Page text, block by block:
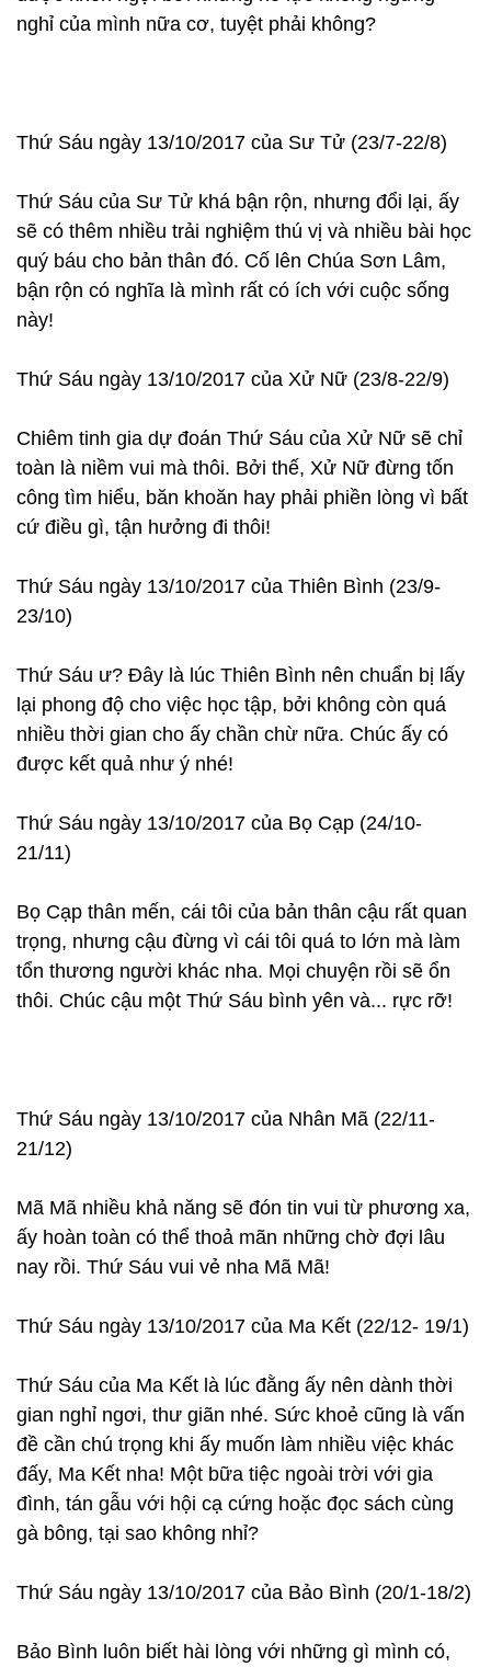
nghỉ của mình nữa cơ, tuyệt phải không?
Thứ Sáu ngày 13/10/2017 của Sư Tử (23/7-22/8)
Thứ Sáu của Sư Tử khá bận rộn, nhưng đổi lại, ấy
sẽ có thêm nhiều trải nghiệm thú vị và nhiều bài học
quý báu cho bản thân đó. Cố lên Chúa Sơn Lâm,
bận rộn có nghĩa là mình rất có ích với cuộc sống
này!
Thứ Sáu ngày 13/10/2017 của Xử Nữ (23/8-22/9)
Chiêm tinh gia dự đoán Thứ Sáu của Xử Nữ sẽ chỉ
toàn là niềm vui mà thôi. Bởi thế, Xử Nữ đừng tốn
công tìm hiểu, băn khoăn hay phải phiền lòng vì bất
cứ điều gì, tận hưởng đi thôi!
Thứ Sáu ngày 13/10/2017 của Thiên Bình (23/9-
23/10)
Thứ Sáu ư? Đây là lúc Thiên Bình nên chuẩn bị lấy
lại phong độ cho việc học tập, bởi không còn quá
nhiều thời gian cho ấy chần chừ nữa. Chúc ấy có
được kết quả như ý nhé!
Thứ Sáu ngày 13/10/2017 của Bọ Cạp (24/10-
21/11)
Bọ Cạp thân mến, cái tôi của bản thân cậu rất quan
trọng, nhưng cậu đừng vì cái tôi quá to lớn mà làm
tổn thương người khác nha. Mọi chuyện rồi sẽ ổn
thôi. Chúc cậu một Thứ Sáu bình yên và... rực rỡ!
Thứ Sáu ngày 13/10/2017 của Nhân Mã (22/11-
21/12)
Mã Mã nhiều khả năng sẽ đón tin vui từ phương xa,
ấy hoàn toàn có thể thoả mãn những chờ đợi lâu
nay rồi. Thứ Sáu vui vẻ nha Mã Mã!
Thứ Sáu ngày 13/10/2017 của Ma Kết (22/12- 19/1)
Thứ Sáu của Ma Kết là lúc đằng ấy nên dành thời
gian nghỉ ngơi, thư giãn nhé. Sức khoẻ cũng là vấn
đề cần chú trọng khi ấy muốn làm nhiều việc khác
đấy, Ma Kết nha! Một bữa tiệc ngoài trời với gia
đình, tán gẫu với hội cạ cứng hoặc đọc sách cùng
gà bông, tại sao không nhỉ?
Thứ Sáu ngày 13/10/2017 của Bảo Bình (20/1-18/2)
Bảo Bình luôn biết hài lòng với những gì mình có,